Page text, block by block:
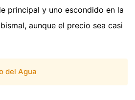
principal y uno escondido en la
aunque el precio sea casi
del Agua